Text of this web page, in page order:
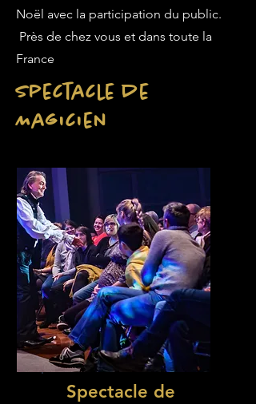
Noël avec la participation du public.
Près de chez vous et dans toute la
France
Spectacle de
Magicien
Spectacle de